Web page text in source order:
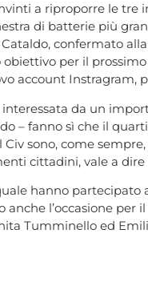
a riproporre le
di batterie più
confermato
obiettivo per il
account Instragram,
interessata da un
– fanno sì che il
sono, come
cittadini, vale a dire
hanno
l’occasione per
Tumminello ed